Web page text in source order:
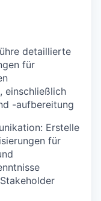
detaillierte
für
einschließlich
-aufbereitung
Erstelle
für